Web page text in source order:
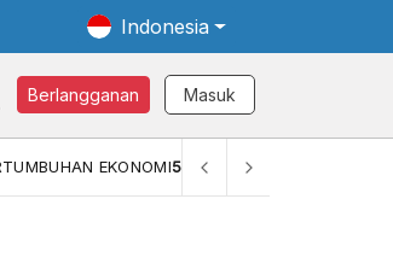
Indonesia
Berlangganan Masuk
5,11% PERTUMBUHAN EKONOMI